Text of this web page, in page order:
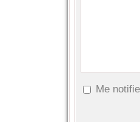
Me